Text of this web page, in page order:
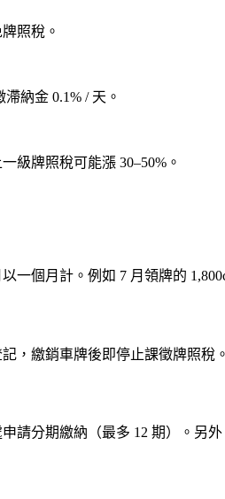
照稅。
滯納金 0.1% / 天。
級牌照稅可能漲 30–50%。
一個月計。例如 7 月領牌的
，繳銷車牌後即停止課徵牌照
請分期繳納（最多 12 期）。另